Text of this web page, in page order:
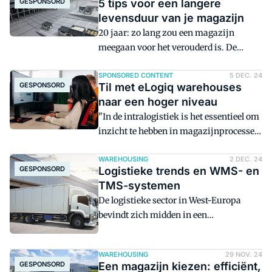
5 tips voor een langere
levensduur van je magazijn
20 jaar: zo lang zou een magazijn
meegaan voor het verouderd is. De
oorspronkelijke ontwerp, de gebruikte
materialen, het onderhoud en
technologische updates. Maar hoe
kunnen we de veroudering van
gebouwen en installaties vertragen? En
innovatieve oplossingen helpen om
veroudering te voorkomen?
GESPONSORD
SPONSORED CONTENT 5 DEC. 24
Til met eLogiq warehouses
naar een hoger niveau
"In de intralogistiek is het essentieel om
inzicht te hebben in magazijnprocessen
beheersen," vertelt Managing director
Bryan Beutels van Element Logic.
Daarom ontwikkelde zijn bedrijf eLogiq,
een geavanceerde tool die werkt als een
extensie van de installatie. eLogiq helpt
je automatische magazijnen slimmer in
te richten.
GESPONSORD
WAREHOUSING 2 DEC. 24
Logistieke trends en WMS- en
TMS-systemen
De logistieke sector in West-Europa
bevindt zich midden in een
transformatie, gedreven door versnelde
verduurzamingsvereisten en
GESPONSORD
WAREHOUSING 29 NOV. 24
Een magazijn kiezen: efficiënt,